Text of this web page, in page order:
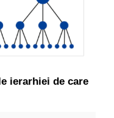
ierarhiei de care